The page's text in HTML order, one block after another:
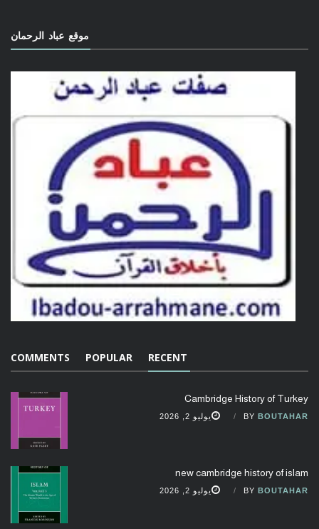
موقع عباد الرحمان
RECENT
POPULAR
COMMENTS
Cambridge History of Turkey
BY BOUTAHAR يوليو 2, 2026
new cambridge history of islam
BY BOUTAHAR يوليو 2, 2026